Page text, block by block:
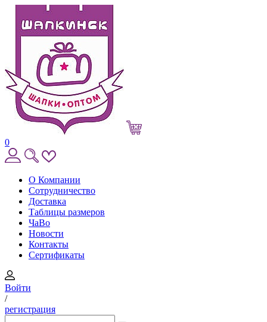
0
О Компании
Сотрудничество
Доставка
Таблицы размеров
ЧаВо
Новости
Контакты
Сертификаты
Войти
/
регистрация